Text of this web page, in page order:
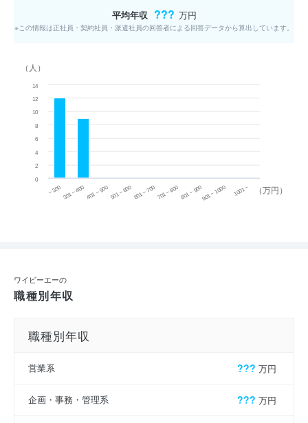
平均年収 ??? 万円
※この情報は正社員・契約社員・派遣社員の回答者による回答データから算出しています。
（万円）
（人）
~ 300 301 ~ 400 401 ~ 500501 ~ 600601 ~ 700701 ~ 800801 ~ 900901 ~ 1000 1001 ~
0
2
4
6
8
10
12
14
ワイビーエーの
職種別年収
職種別年収
営業系 ??? 万円
企画・事務・管理系 ??? 万円